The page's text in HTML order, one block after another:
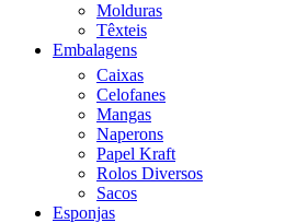
Molduras
Têxteis
Embalagens
Caixas
Celofanes
Mangas
Naperons
Papel Kraft
Rolos Diversos
Sacos
Esponjas